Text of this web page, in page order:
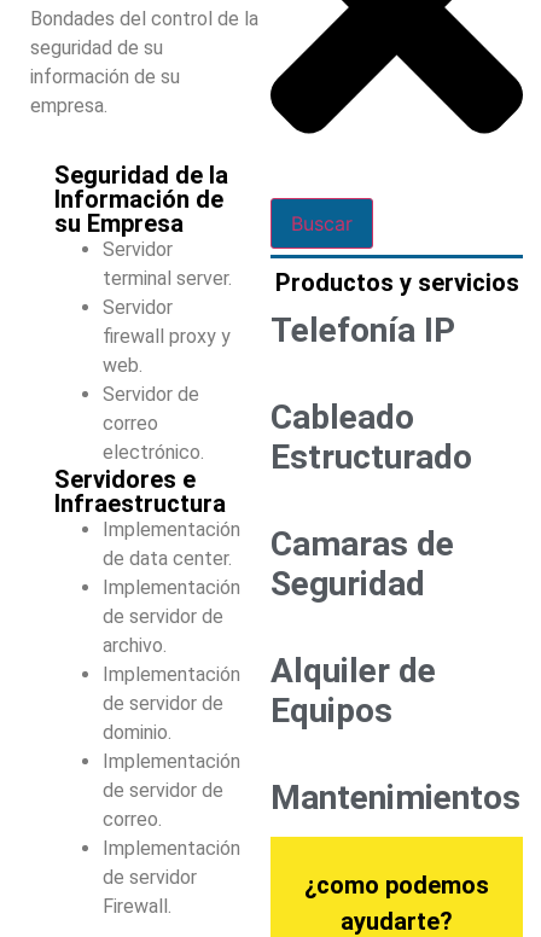
Bondades del control de la
seguridad de su
información de su
empresa.
Seguridad de la
Información de
su Empresa
Servidor
terminal server.
Servidor
firewall proxy y
web.
Servidor de
correo
electrónico.
Servidores e
Infraestructura
Implementación
de data center.
Implementación
de servidor de
archivo.
Implementación
de servidor de
dominio.
Implementación
de servidor de
correo.
Implementación
de servidor
Firewall.
Buscar
Productos y servicios
Telefonía IP
Cableado
Estructurado
Camaras de
Seguridad
Alquiler de
Equipos
Mantenimientos
¿como podemos
ayudarte?